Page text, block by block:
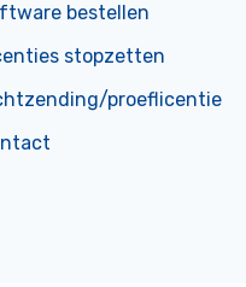
bestellen
stopzetten
proeflicentie